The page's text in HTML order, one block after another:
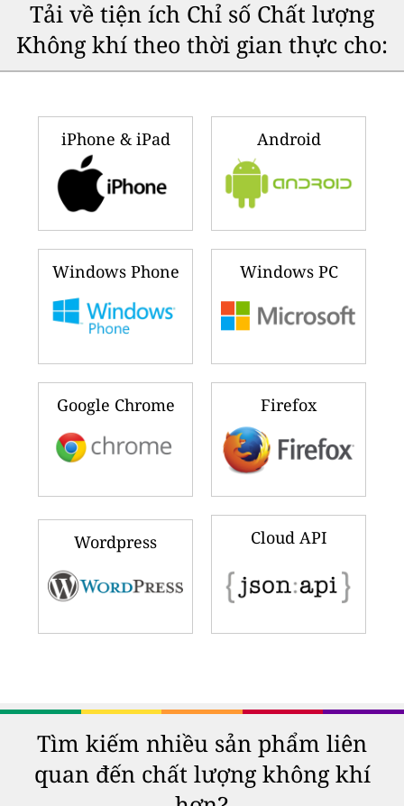
Tải về tiện ích Chỉ số Chất lượng
Không khí theo thời gian thực cho:
iPhone & iPad Android
Windows Phone Windows PC
Google Chrome Firefox
Wordpress Cloud API
Tìm kiếm nhiều sản phẩm liên
quan đến chất lượng không khí